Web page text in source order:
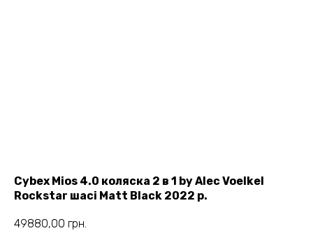
Cybex Mios 4.0 коляска 2 в 1 by Alec Voelkel
Rockstar шасі Matt Black 2022 р.
49880,00 грн.